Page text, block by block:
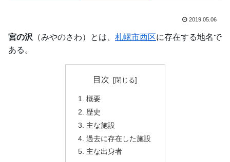
2019.05.06
宮の沢 （みやのさわ）とは、 札幌市西区に存在する地名で
ある。
目次
概要
歴史
主な施設
過去に存在した施設
主な出身者